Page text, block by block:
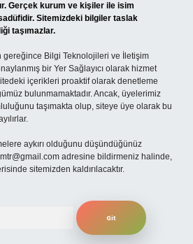
Gerçek kurum ve kişiler ile isim
Sitemizdeki bilgiler taslak
taşımazlar.
gereğince Bilgi Teknolojileri ve İletişim
bir Yer Sağlayıcı olarak hizmet
içerikleri proaktif olarak denetleme
bulunmamaktadır. Ancak, üyelerimiz
taşımakta olup, siteye üye olarak bu
aykırı olduğunu düşündüğünüz
adresine bildirmeniz halinde,
sitemizden kaldırılacaktır.